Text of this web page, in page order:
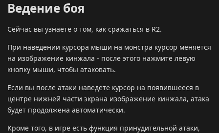
Ведение боя
Сейчас вы узнаете о том, как сражаться в R2.
При наведении курсора мыши на монстра курсор меняется
на изображение кинжала - после этого нажмите левую
кнопку мыши, чтобы атаковать.
Если вы после атаки наведете курсор на появившееся в
центре нижней части экрана изображение кинжала, атака
будет продолжена автоматически.
Кроме того, в игре есть функция принудительной атаки,